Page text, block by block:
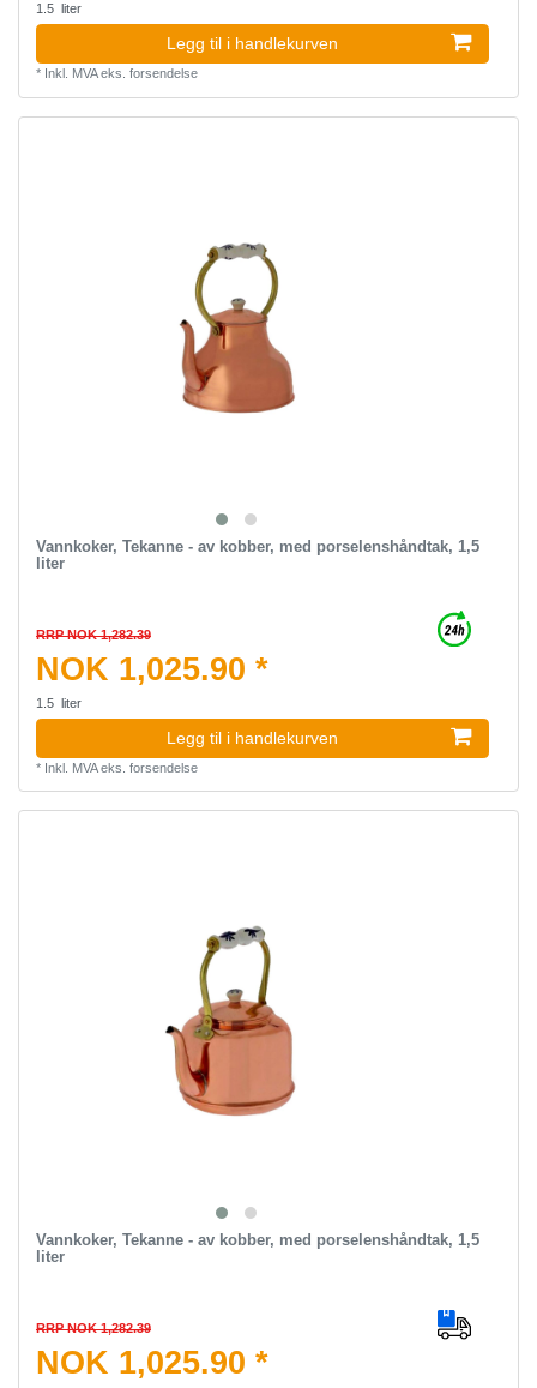
1.5 liter
Legg til i handlekurven
* Inkl. MVAeks. forsendelse
Vannkoker, Tekanne - av kobber, med porselenshåndtak, 1,5
liter
RRP NOK 1,282.39
NOK 1,025.90 *
1.5 liter
Legg til i handlekurven
* Inkl. MVAeks. forsendelse
Vannkoker, Tekanne - av kobber, med porselenshåndtak, 1,5
liter
RRP NOK 1,282.39
NOK 1,025.90 *